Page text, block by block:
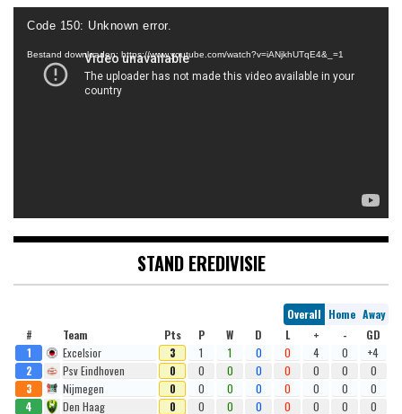
Videospeler
Code 150: Unknown error.
Bestand downloaden: https://www.youtube.com/watch?v=iANjkhUTqE4&_=1
STAND EREDIVISIE
Overall Home Away
#
Team Pts P W D L + -
GD
1
Excelsior 3 1 1 0 0 4 0
+4
2
Psv Eindhoven 0 0 0 0 0 0 0
0
3
Nijmegen 0 0 0 0 0 0 0
0
4
Den Haag 0 0 0 0 0 0 0
0